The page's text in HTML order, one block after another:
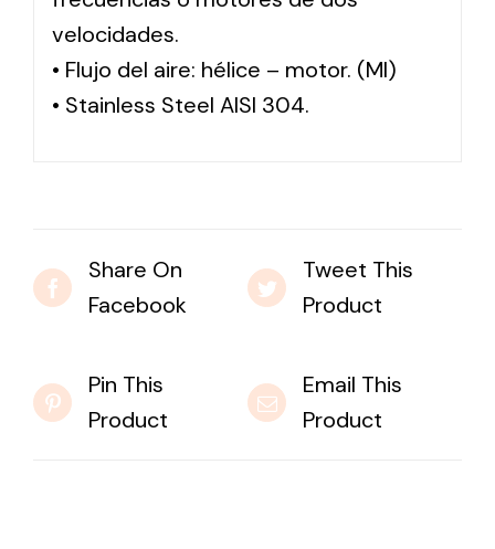
velocidades.
• Flujo del aire: hélice – motor. (MI)
• Stainless Steel AISI 304.
Share On
Facebook
Tweet This
Product
Pin This
Product
Email This
Product